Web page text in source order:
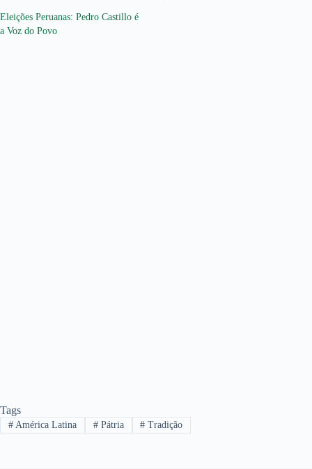
Eleições Peruanas: Pedro Castillo é
a Voz do Povo
Tags
#América Latina #Pátria # Tradição